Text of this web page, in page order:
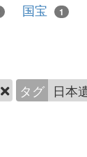
国宝 1
タグ 日本